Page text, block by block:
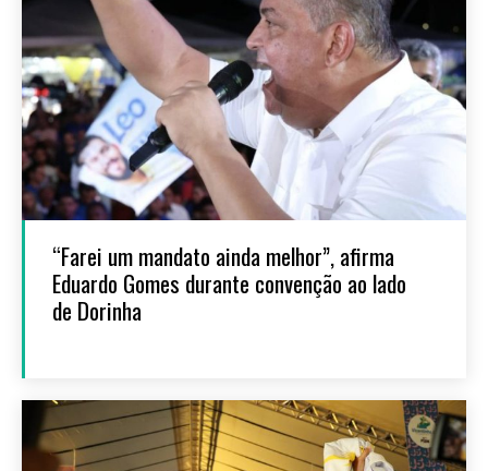
“Farei um mandato ainda melhor”, afirma
Eduardo Gomes durante convenção ao lado
de Dorinha